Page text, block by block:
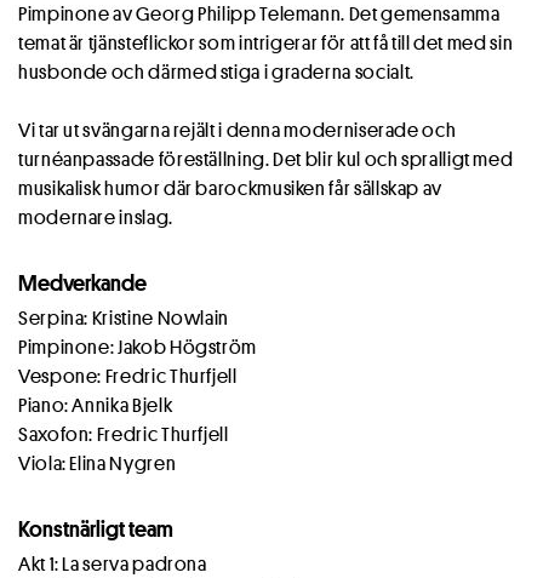
Pimpinone av Georg Philipp Telemann. Det gemensamma
temat är tjänsteflickor som intrigerar för att få till det med sin
husbonde och därmed stiga i graderna socialt.
Vi tar ut svängarna rejält i denna moderniserade och
turnéanpassade föreställning. Det blir kul och spralligt med
musikalisk humor där barockmusiken får sällskap av
modernare inslag.
Medverkande
Serpina: Kristine Nowlain
Pimpinone: Jakob Högström
Vespone: Fredric Thurfjell
Piano: Annika Bjelk
Saxofon: Fredric Thurfjell
Viola: Elina Nygren
Konstnärligt team
Akt 1: La serva padrona